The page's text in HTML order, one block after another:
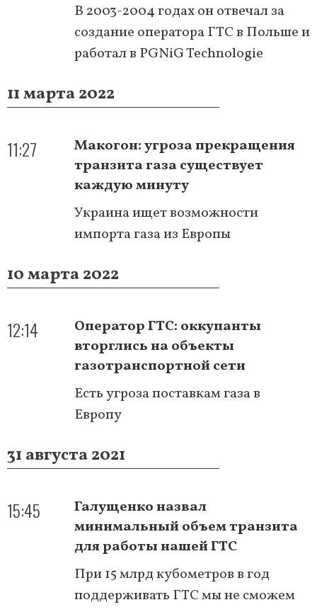
В 2003-2004 годах он отвечал за
создание оператора ГТС в Польше и
работал в PGNiG Technologie
11 марта 2022
11:27
Макогон: угроза прекращения
транзита газа существует
каждую минуту
Украина ищет возможности
импорта газа из Европы
10 марта 2022
12:14
Оператор ГТС: оккупанты
вторглись на объекты
газотранспортной сети
Есть угроза поставкам газа в
Европу
31 августа 2021
15:45
Галущенко назвал
минимальный объем транзита
для работы нашей ГТС
При 15 млрд кубометров в год
поддерживать ГТС мы не сможем